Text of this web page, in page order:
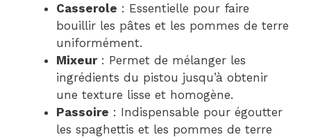
Casserole : Essentielle pour faire
bouillir les pâtes et les pommes de terre
uniformément.
Mixeur: Permet de mélanger les
ingrédients du pistou jusqu’à obtenir
une texture lisse et homogène.
Passoire : Indispensable pour égoutter
les spaghettis et les pommes de terre